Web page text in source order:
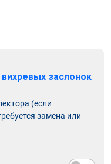
заслонок
(если
замена или